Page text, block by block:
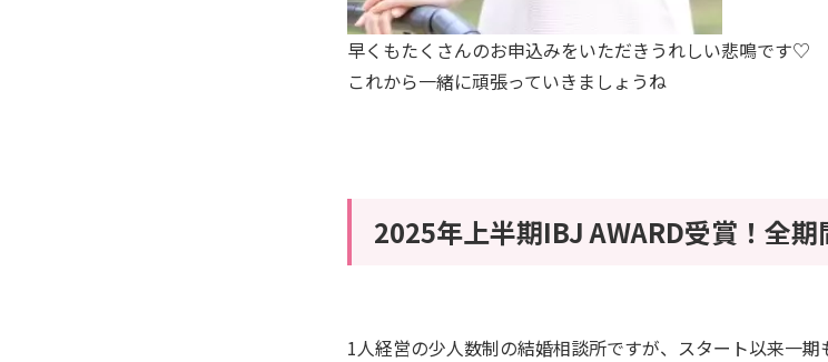
早くもたくさんのお申込みをいただきうれしい悲鳴です♡
これから一緒に頑張っていきましょうね
2025年上半期IBJ AWARD受賞！全期
1人経営の少人数制の結婚相談所ですが、スタート以来一期